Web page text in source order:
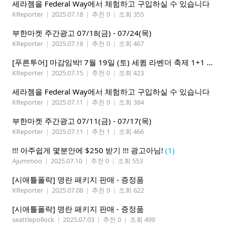
세라젬을 Federal Way에서 체험하고 구입하실 수 있습니다
KReporter | 2025.07.18 | 추천 0 | 조회 355
부한마켓 주간광고 07/18(금) - 07/24(목)
KReporter | 2025.07.18 | 추천 0 | 조회 467
[푸른투어] 마감임박! 7월 19일 (토) 세큄 라벤더 축제 1+1 이벤트
KReporter | 2025.07.15 | 추천 0 | 조회 423
세라젬을 Federal Way에서 체험하고 구입하실 수 있습니다
KReporter | 2025.07.11 | 추천 0 | 조회 384
부한마켓 주간광고 07/11(금) - 07/17(목)
KReporter | 2025.07.11 | 추천 1 | 조회 466
!!! 아주쉽게 몇분안에 $250 받기 !!! 광고아님! (1)
Ajummoo | 2025.07.10 | 추천 0 | 조회 553
[시애틀폴락] 명란 패키지 판매 - 증정품
KReporter | 2025.07.08 | 추천 0 | 조회 622
[시애틀폴락] 명란 패키지 판매 - 증정품
seattlepollock | 2025.07.03 | 추천 0 | 조회 499